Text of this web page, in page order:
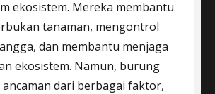
ekosistem. Mereka membantu
tanaman, mengontrol
dan membantu menjaga
ekosistem. Namun, burung
dari berbagai faktor,